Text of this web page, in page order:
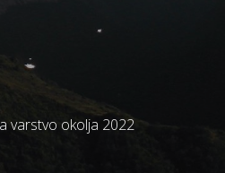
varstvo okolja 2022